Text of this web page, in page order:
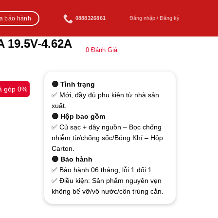
bảo hành 0888326861 Đăng nhập / Đăng ký
19.5V-4.62A
0 Đánh Giá
góp 0%
🔴 Tình trạng
✅ Mới, đầy đủ phụ kiện từ nhà sản
xuất.
🔴 Hộp bao gồm
✅ Củ sạc + dây nguồn – Bọc chống
nhiễm từ/chống sốc/Bóng Khí – Hộp
Carton.
🔴 Bảo hành
✅ Bảo hành 06 tháng, lỗi 1 đổi 1.
✅ Điều kiện: Sản phẩm nguyên vẹn
không bể vỡ/vô nước/côn trùng cắn.